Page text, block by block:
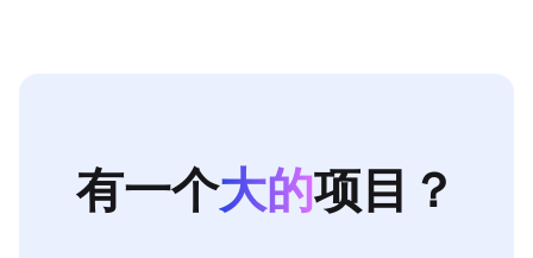
有一个大的项目？